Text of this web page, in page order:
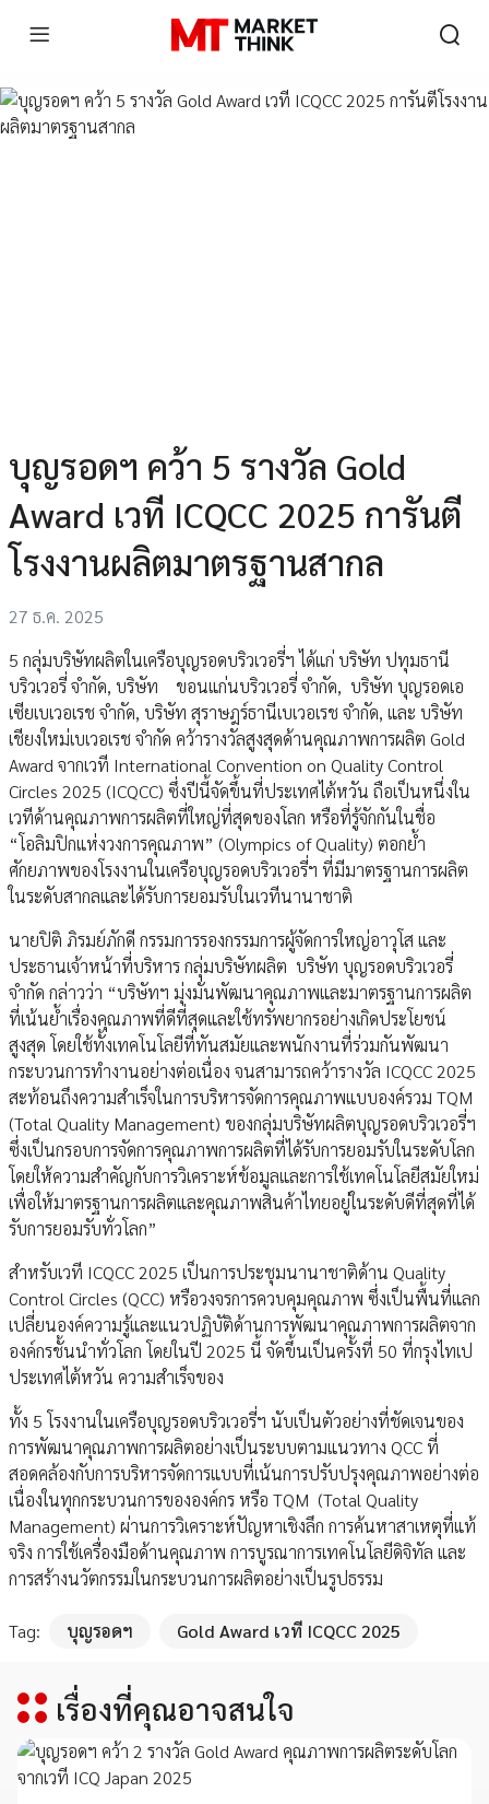
บุญรอดฯ คว้า 5 รางวัล Gold
Award เวที ICQCC 2025 การันตี
โรงงานผลิตมาตรฐานสากล
27 ธ.ค. 2025
5 กลุ่มบริษัทผลิตในเครือบุญรอดบริวเวอรี่ฯ ได้แก่ บริษัท ปทุมธานี
บริวเวอรี่ จำกัด, บริษัท ขอนแก่นบริวเวอรี่ จำกัด, บริษัท บุญรอดเอ
เซียเบเวอเรช จำกัด, บริษัท สุราษฎร์ธานีเบเวอเรช จำกัด, และ บริษัท
เชียงใหม่เบเวอเรช จำกัด คว้ารางวัลสูงสุดด้านคุณภาพการผลิต Gold
Award จากเวที International Convention on Quality Control
Circles 2025 (ICQCC) ซึ่งปีนี้จัดขึ้นที่ประเทศไต้หวัน ถือเป็นหนึ่งใน
เวทีด้านคุณภาพการผลิตที่ใหญ่ที่สุดของโลก หรือที่รู้จักกันในชื่อ
“โอลิมปิกแห่งวงการคุณภาพ” (Olympics of Quality) ตอกย้ำ
ศักยภาพของโรงงานในเครือบุญรอดบริวเวอรี่ฯ ที่มีมาตรฐานการผลิต
ในระดับสากลและได้รับการยอมรับในเวทีนานาชาติ
นายปิติ ภิรมย์ภักดี กรรมการรองกรรมการผู้จัดการใหญ่อาวุโส และ
ประธานเจ้าหน้าที่บริหาร กลุ่มบริษัทผลิต บริษัท บุญรอดบริวเวอรี่
จำกัด กล่าวว่า “บริษัทฯ มุ่งมั่นพัฒนาคุณภาพและมาตรฐานการผลิต
ที่เน้นย้ำเรื่องคุณภาพที่ดีที่สุดและใช้ทรัพยากรอย่างเกิดประโยชน์
สูงสุด โดยใช้ทั้งเทคโนโลยีที่ทันสมัยและพนักงานที่ร่วมกันพัฒนา
กระบวนการทำงานอย่างต่อเนื่อง จนสามารถคว้ารางวัล ICQCC 2025
สะท้อนถึงความสำเร็จในการบริหารจัดการคุณภาพแบบองค์รวม TQM
(Total Quality Management) ของกลุ่มบริษัทผลิตบุญรอดบริวเวอรี่ฯ
ซึ่งเป็นกรอบการจัดการคุณภาพการผลิตที่ได้รับการยอมรับในระดับโลก
โดยให้ความสำคัญกับการวิเคราะห์ข้อมูลและการใช้เทคโนโลยีสมัยใหม่
เพื่อให้มาตรฐานการผลิตและคุณภาพสินค้าไทยอยู่ในระดับดีที่สุดที่ได้
รับการยอมรับทั่วโลก”
สำหรับเวที ICQCC 2025 เป็นการประชุมนานาชาติด้าน Quality
Control Circles (QCC) หรือวงจรการควบคุมคุณภาพ ซึ่งเป็นพื้นที่แลก
เปลี่ยนองค์ความรู้และแนวปฏิบัติด้านการพัฒนาคุณภาพการผลิตจาก
องค์กรชั้นนำทั่วโลก โดยในปี 2025 นี้ จัดขึ้นเป็นครั้งที่ 50 ที่กรุงไทเป
ประเทศไต้หวัน ความสำเร็จของ
ทั้ง 5 โรงงานในเครือบุญรอดบริวเวอรี่ฯ นับเป็นตัวอย่างที่ชัดเจนของ
การพัฒนาคุณภาพการผลิตอย่างเป็นระบบตามแนวทาง QCC ที่
สอดคล้องกับการบริหารจัดการแบบที่เน้นการปรับปรุงคุณภาพอย่างต่อ
เนื่องในทุกกระบวนการขององค์กร หรือ TQM (Total Quality
Management) ผ่านการวิเคราะห์ปัญหาเชิงลึก การค้นหาสาเหตุที่แท้
จริง การใช้เครื่องมือด้านคุณภาพ การบูรณาการเทคโนโลยีดิจิทัล และ
การสร้างนวัตกรรมในกระบวนการผลิตอย่างเป็นรูปธรรม
Tag: บุญรอดฯ Gold Award เวที ICQCC 2025
เรื่องที่คุณอาจสนใจ